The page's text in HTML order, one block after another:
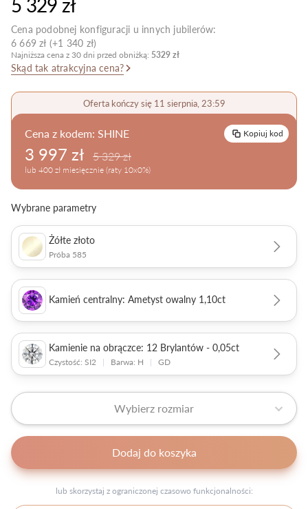
Cena podobnej konfiguracji u innych jubilerów:
6 669 zł (+1 340 zł)
Najniższa cena z 30 dni przed obniżką: 5329 zł
Skąd tak atrakcyjna cena?
Oferta kończy się 11 sierpnia, 23:59
Cena z kodem: SHINE Kopiuj kod
3 997 zł 5 329 zł
lub 400 zł miesięcznie (raty 10x0%)
Wybrane parametry
Żółte złoto
Próba 585
Kamień centralny: Ametyst owalny 1,10ct
Kamienie na obrączce: 12 Brylantów - 0,05ct
Czystość: SI2 | Barwa: H | GD
Wybierz rozmiar
Dodaj do koszyka
lub skorzystaj z ograniczonej czasowo funkcjonalności: